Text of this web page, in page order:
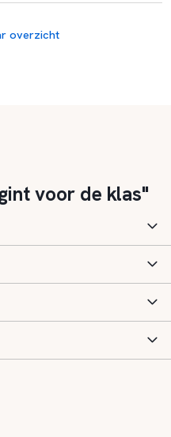
overzicht
voor de klas"